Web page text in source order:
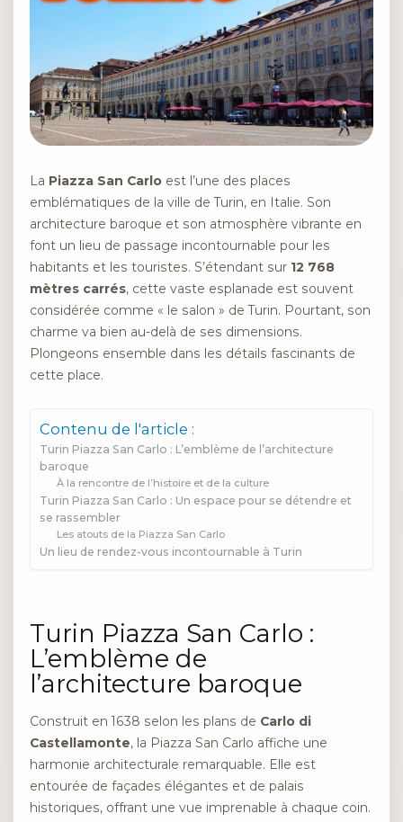
La Piazza San Carlo est l’une des places
emblématiques de la ville de Turin, en Italie. Son
architecture baroque et son atmosphère vibrante en
font un lieu de passage incontournable pour les
habitants et les touristes. S’étendant sur 12 768
mètres carrés, cette vaste esplanade est souvent
considérée comme « le salon » de Turin. Pourtant, son
charme va bien au-delà de ses dimensions.
Plongeons ensemble dans les détails fascinants de
cette place.
Contenu de l'article :
Turin Piazza San Carlo : L’emblème de l’architecture
baroque
À la rencontre de l’histoire et de la culture
Turin Piazza San Carlo : Un espace pour se détendre et
se rassembler
Les atouts de la Piazza San Carlo
Un lieu de rendez-vous incontournable à Turin
Turin Piazza San Carlo :
L’emblème de
l’architecture baroque
Construit en 1638 selon les plans de Carlo di
Castellamonte, la Piazza San Carlo affiche une
harmonie architecturale remarquable. Elle est
entourée de façades élégantes et de palais
historiques, offrant une vue imprenable à chaque coin.